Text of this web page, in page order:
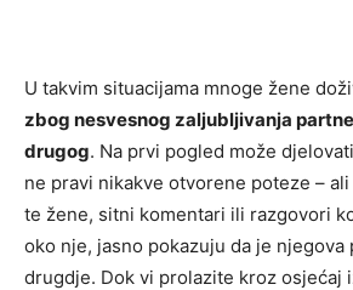
U takvim situacijama mnoge žene
zbog nesvesnog zaljubljivanja
drugog. Na prvi pogled može
ne pravi nikakve otvorene poteze –
te žene, sitni komentari ili razgovori
oko nje, jasno pokazuju da je njegova
drugdje. Dok vi prolazite kroz osjećaj